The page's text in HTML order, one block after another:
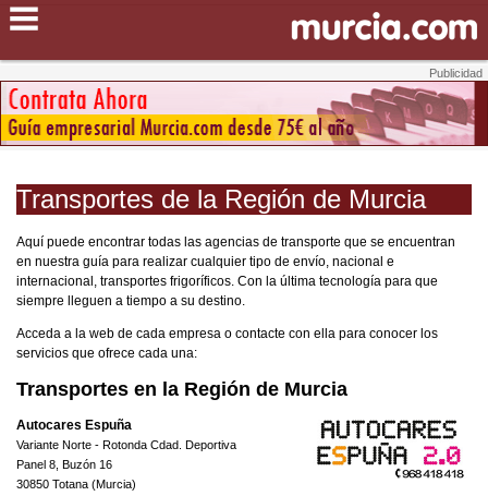
Transportes de la Región de Murcia
Aquí puede encontrar todas las agencias de transporte que se encuentran
en nuestra guía para realizar cualquier tipo de envío, nacional e
internacional, transportes frigoríficos. Con la última tecnología para que
siempre lleguen a tiempo a su destino.
Acceda a la web de cada empresa o contacte con ella para conocer los
servicios que ofrece cada una:
Transportes en la Región de Murcia
Autocares Espuña
Variante Norte - Rotonda Cdad. Deportiva
Panel 8, Buzón 16
30850 Totana (Murcia)